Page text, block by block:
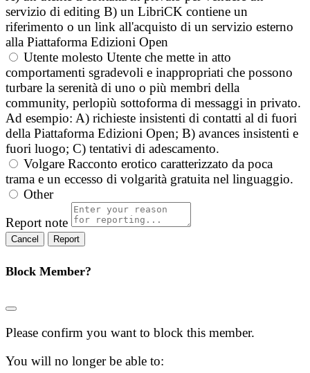
servizio di editing B) un LibriCK contiene un
riferimento o un link all'acquisto di un servizio esterno
alla Piattaforma Edizioni Open
Utente molesto Utente che mette in atto
comportamenti sgradevoli e inappropriati che possono
turbare la serenità di uno o più membri della
community, perlopiù sottoforma di messaggi in privato.
Ad esempio: A) richieste insistenti di contatti al di fuori
della Piattaforma Edizioni Open; B) avances insistenti e
fuori luogo; C) tentativi di adescamento.
Volgare Racconto erotico caratterizzato da poca
trama e un eccesso di volgarità gratuita nel linguaggio.
Other
Report note
Report
Block Member?
Please confirm you want to block this member.
You will no longer be able to: